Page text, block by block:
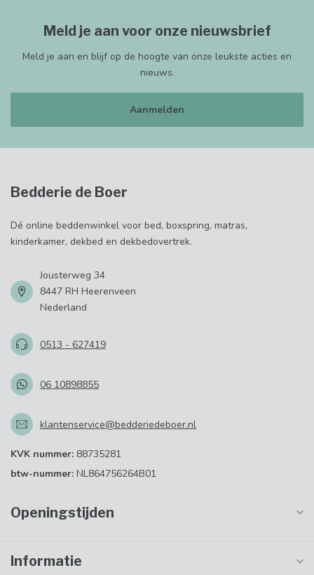
Meld je aan voor onze nieuwsbrief
Meld je aan en blijf op de hoogte van onze leukste acties en
nieuws.
Aanmelden
Bedderie de Boer
Dé online beddenwinkel voor bed, boxspring, matras,
kinderkamer, dekbed en dekbedovertrek.
Jousterweg 34
8447 RH Heerenveen
Nederland
0513 - 627419
06 10898855
klantenservice@bedderiedeboer.nl
KVK nummer: 88735281
btw-nummer: NL864756264B01
Openingstijden
Informatie